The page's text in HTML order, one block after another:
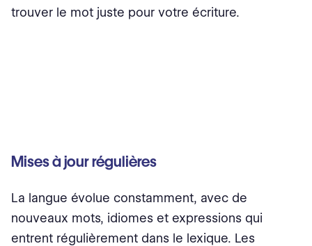
trouver le mot juste pour votre écriture.
Mises à jour régulières
La langue évolue constamment, avec de
nouveaux mots, idiomes et expressions qui
entrent régulièrement dans le lexique. Les